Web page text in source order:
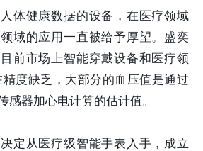
体健康数据的设备，在医疗领域
域的应用一直被给予厚望。盛奕
前市场上智能穿戴设备和医疗领
度缺乏，大部分的血压值是通过
感器加心电计算的估计值。
定从医疗级智能手表入手，成立